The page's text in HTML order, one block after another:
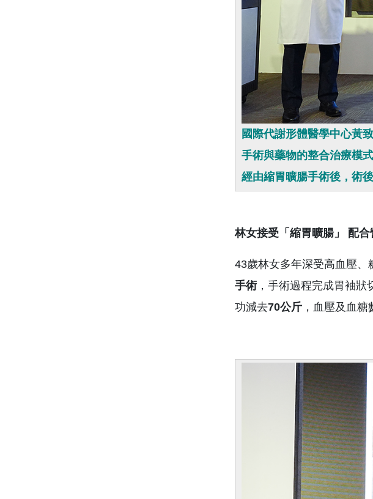
國際代謝形體醫學中心黃
手術與藥物的整合治療模
經由縮胃曠腸手術後，術
林女接受「縮胃曠腸」 配合
43歲林女多年深受高血壓
手術，手術過程完成胃袖狀
功減去70公斤 ，血壓及血